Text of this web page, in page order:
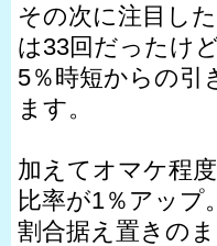
その次に注目し
は33回だったけ
5％時短からの引
ます。
加えてオマケ程
比率が1％アップ
割合据え置きの